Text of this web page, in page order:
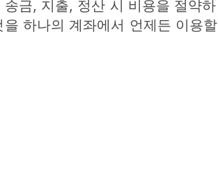
금, 지출, 정산 시 비용을 절약하
하나의 계좌에서 언제든 이용할